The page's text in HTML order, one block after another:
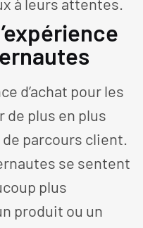
d’achat pour les
plus en plus
parcours client.
se sentent
plus
produit ou un